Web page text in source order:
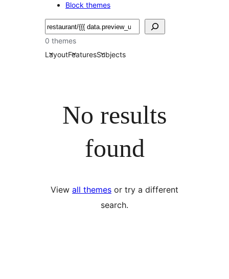
Block themes
Хайх
0 themes
LayoutFeaturesSubjects
No results
found
View all themes or try a different
search.